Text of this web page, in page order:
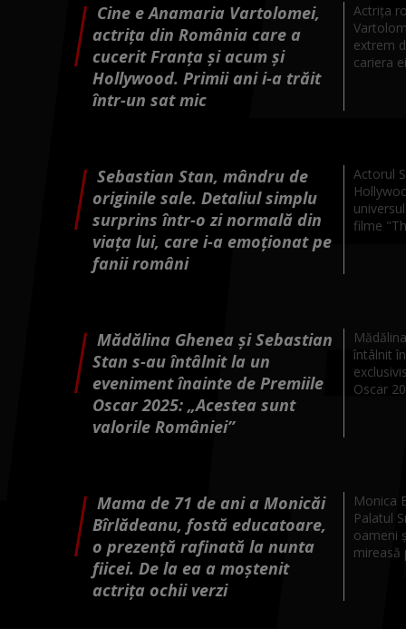
Cine e Anamaria Vartolomei,
actrița din România care a
cucerit Franța și acum și
Hollywood. Primii ani i-a trăit
într-un sat mic
Actrița
extrem
cariera
Sebastian Stan, mândru de
originile sale. Detaliul simplu
surprins într-o zi normală din
viața lui, care i-a emoționat pe
fanii români
Actorul
filme
Mădălina Ghenea și Sebastian
Stan s-au întâlnit la un
eveniment înainte de Premiile
Oscar 2025: „Acestea sunt
valorile României”
întâlnit
Oscar
Mama de 71 de ani a Monicăi
Bîrlădeanu, fostă educatoare,
o prezență rafinată la nunta
fiicei. De la ea a moștenit
actrița ochii verzi
Monica
Palatul
oameni
mireasă